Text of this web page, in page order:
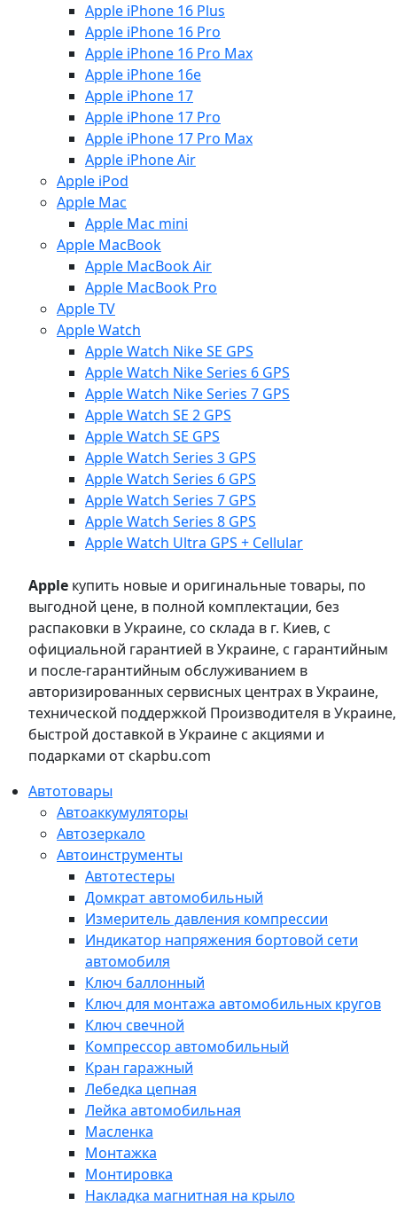
Apple iPhone 16 Plus
Apple iPhone 16 Pro
Apple iPhone 16 Pro Max
Apple iPhone 16e
Apple iPhone 17
Apple iPhone 17 Pro
Apple iPhone 17 Pro Max
Apple iPhone Air
Apple iPod
Apple Mac
Apple Mac mini
Apple MacBook
Apple MacBook Air
Apple MacBook Pro
Apple TV
Apple Watch
Apple Watch Nike SE GPS
Apple Watch Nike Series 6 GPS
Apple Watch Nike Series 7 GPS
Apple Watch SE 2 GPS
Apple Watch SE GPS
Apple Watch Series 3 GPS
Apple Watch Series 6 GPS
Apple Watch Series 7 GPS
Apple Watch Series 8 GPS
Apple Watch Ultra GPS + Cellular
Apple купить новые и оригинальные товары, по
выгодной цене, в полной комплектации, без
распаковки в Украине, со склада в г. Киев, с
официальной гарантией в Украине, с гарантийным
и после-гарантийным обслуживанием в
авторизированных сервисных центрах в Украине,
технической поддержкой Производителя в Украине,
быстрой доставкой в Украине с акциями и
подарками от ckapbu.com
Автотовары
Автоаккумуляторы
Автозеркало
Автоинструменты
Автотестеры
Домкрат автомобильный
Измеритель давления компрессии
Индикатор напряжения бортовой сети
автомобиля
Ключ баллонный
Ключ для монтажа автомобильных кругов
Ключ свечной
Компрессор автомобильный
Кран гаражный
Лебедка цепная
Лейка автомобильная
Масленка
Монтажка
Монтировка
Накладка магнитная на крыло